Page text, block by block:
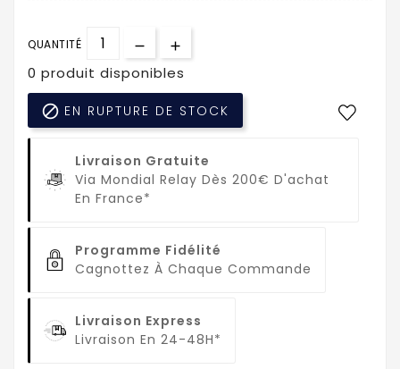
QUANTITÉ
0 produit disponibles
 EN RUPTURE DE STOCK
Livraison Gratuite
Via Mondial Relay Dès 200€ D'achat
En France*
Programme Fidélité
Cagnottez À Chaque Commande
Livraison Express
Livraison En 24-48H*